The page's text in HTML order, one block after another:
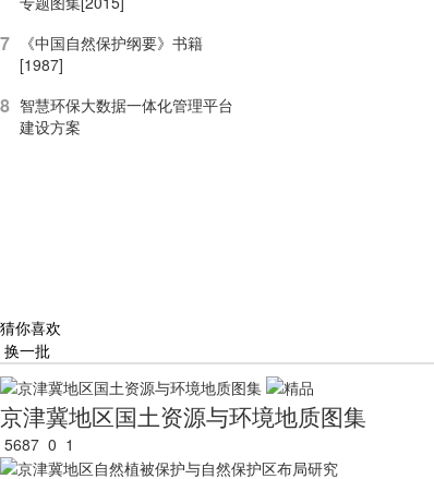
7
《中国自然保护纲要》书籍
[1987]
8 智慧环保大数据一体化管理平台
建设方案
猜你喜欢
换一批
京津冀地区国土资源与环境地质图集
5687 0 1